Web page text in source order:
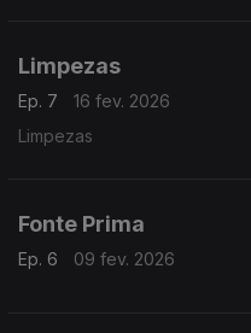
Limpezas
Ep. 7
16 fev. 2026
Limpezas
Fonte Prima
Ep. 6 09 fev. 2026